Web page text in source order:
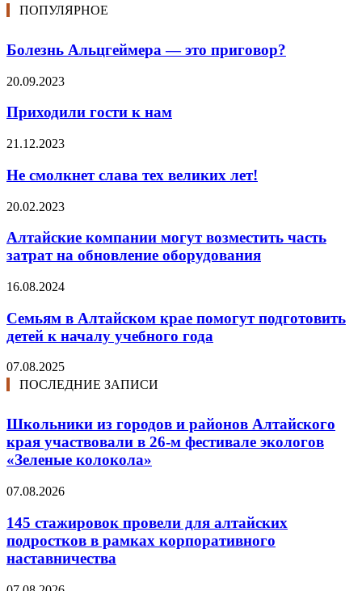
ПОПУЛЯРНОЕ
Болезнь Альцгеймера — это приговор?
20.09.2023
Приходили гости к нам
21.12.2023
Не смолкнет слава тех великих лет!
20.02.2023
Алтайские компании могут возместить часть
затрат на обновление оборудования
16.08.2024
Семьям в Алтайском крае помогут подготовить
детей к началу учебного года
07.08.2025
ПОСЛЕДНИЕ ЗАПИСИ
Школьники из городов и районов Алтайского
края участвовали в 26-м фестивале экологов
«Зеленые колокола»
07.08.2026
145 стажировок провели для алтайских
подростков в рамках корпоративного
наставничества